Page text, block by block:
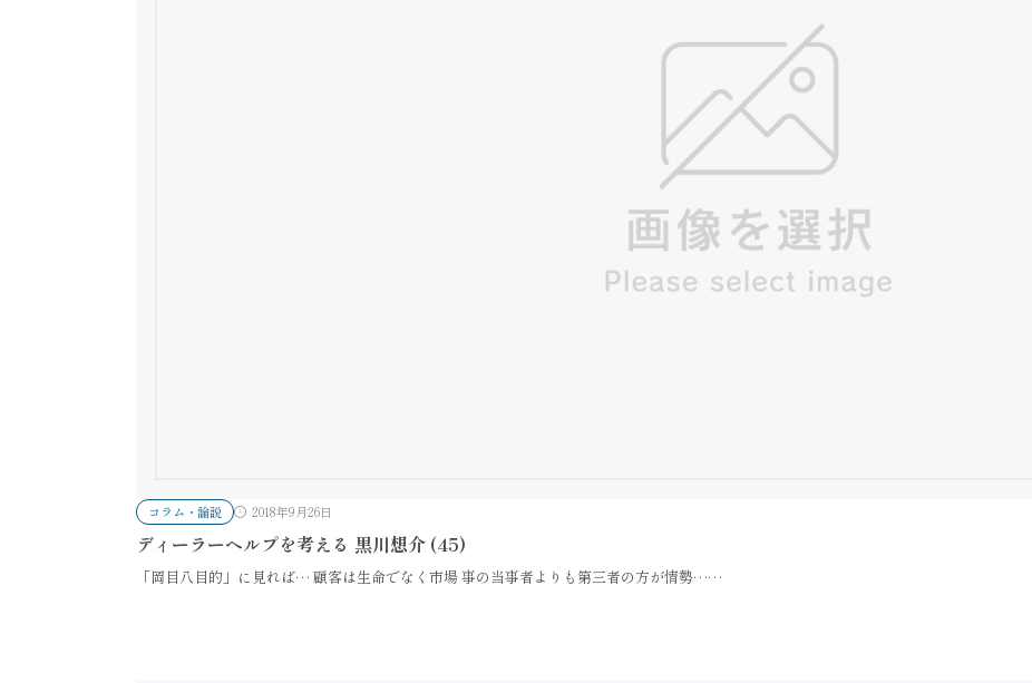
コラム・論説 2018年9月26日
ディーラーヘルプを考える 黒川想介 (45)
「岡目八目的」に見れば… 顧客は生命でなく市場 事の当事者よりも第三者の方が情勢……